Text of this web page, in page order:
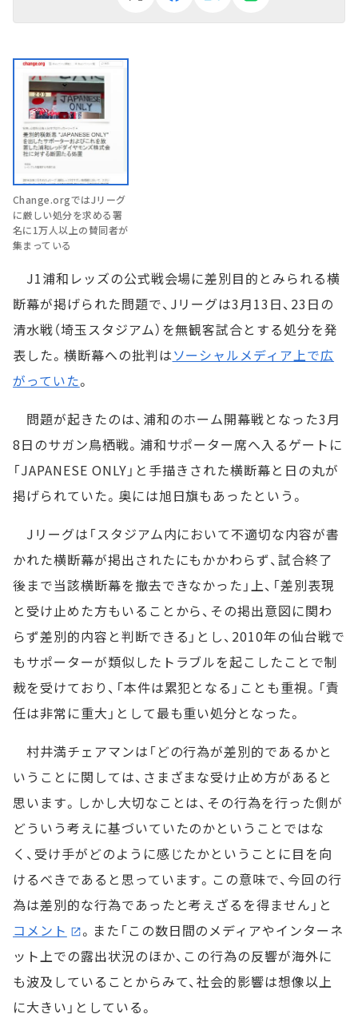
Change.orgではJリーグ
に厳しい処分を求める署
名に1万人以上の賛同者が
集まっている
J1浦和レッズの公式戦会場に差別目的とみられる横
断幕が掲げられた問題で、Jリーグは3月13日、23日の
清水戦（埼玉スタジアム）を無観客試合とする処分を発
表した。横断幕への批判はソーシャルメディア上で広
がっていた。
問題が起きたのは、浦和のホーム開幕戦となった3月
8日のサガン鳥栖戦。浦和サポーター席へ入るゲートに
「JAPANESE ONLY」と手描きされた横断幕と日の丸が
掲げられていた。奥には旭日旗もあったという。
Jリーグは「スタジアム内において不適切な内容が書
かれた横断幕が掲出されたにもかかわらず、試合終了
後まで当該横断幕を撤去できなかった」上、「差別表現
と受け止めた方もいることから、その掲出意図に関わ
らず差別的内容と判断できる」とし、2010年の仙台戦で
もサポーターが類似したトラブルを起こしたことで制
裁を受けており、「本件は累犯となる」ことも重視。「責
任は非常に重大」として最も重い処分となった。
村井満チェアマンは「どの行為が差別的であるかと
いうことに関しては、さまざまな受け止め方があると
思います。しかし大切なことは、その行為を行った側が
どういう考えに基づいていたのかということではな
く、受け手がどのように感じたかということに目を向
けるべきであると思っています。この意味で、今回の行
為は差別的な行為であったと考えざるを得ません」と
コメント
。また「この数日間のメディアやインターネ
ット上での露出状況のほか、この行為の反響が海外に
も波及していることからみて、社会的影響は想像以上
に大きい」としている。